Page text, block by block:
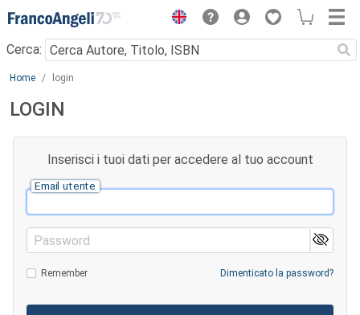
Menu
Cerca:
Main content
Home login
LOGIN
Inserisci i tuoi dati per accedere al tuo account
Email utente
Password
Remember Dimenticato la password?